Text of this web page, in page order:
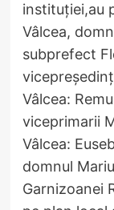
instituției,au
Vâlcea,
subprefect
Vâlcea:
viceprimarii
Vâlcea:
domnul
Garnizoanei